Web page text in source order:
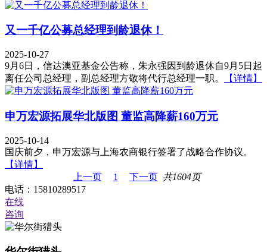
又一千亿公募总经理到龄退休！
2025-10-27
9月6日，信达澳亚基金公告称，朱永强因到龄退休自9月5日起
离任公司总经理，副总经理方敬将代行总经理一职。
【详情】
申万宏源拓展华北版图 董监高降薪160万元
2025-10-14
国庆前夕，申万宏源与上海农商银行签署了战略合作协议。
【详情】
上一页
1 下一页 共1604页
电话：15810289517
在线
咨询